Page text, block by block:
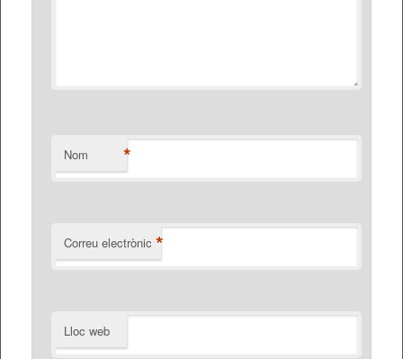
Nom *
Correu electrònic *
Lloc web